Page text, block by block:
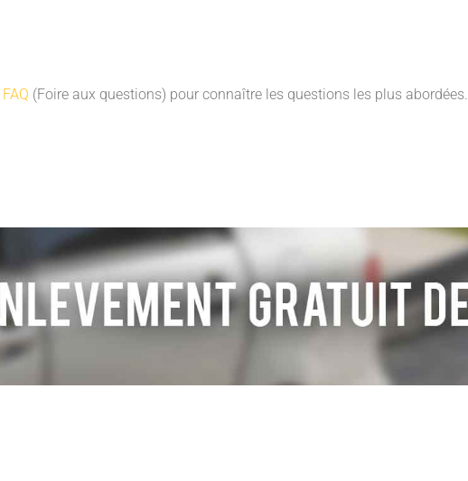
FAQ (Foire aux questions) pour connaître les questions les plus abordées.